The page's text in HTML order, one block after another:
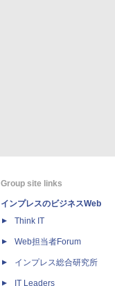
Group site links
インプレスのビジネスWeb
Think IT
Web担当者Forum
インプレス総合研究所
IT Leaders